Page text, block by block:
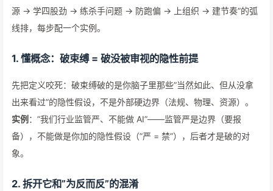
源 → 学四股劲 → 练杀手问题 → 防跑偏 → 上组织 → 建节奏”的弧
线排，每步配一个实例。
1. 懂概念：破束缚 = 破没被审视的隐性前提
先把定义咬死：破束缚破的是你脑子里那些”当然如此、但从没拿
出来看过”的隐性假设，不是外部硬边界（法规、物理、资源）。
实例 ：”我们行业监管严、不能做 AI”——监管严是边界（要报
备），不能做是你加的隐性假设（”严 = 禁”），后者才是破的对
象。
2. 拆开它和”为反而反”的混淆